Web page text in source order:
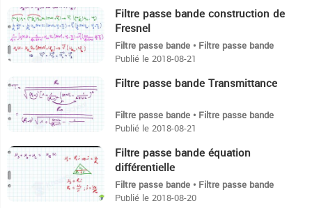
4:50 Filtre passe bande construction de
Fresnel
Filtre passe bande • Filtre passe bande
Publié le 2018-08-21
16:8 Filtre passe bande Transmittance
Filtre passe bande • Filtre passe bande
Publié le 2018-08-21
7:47 Filtre passe bande équation
différentielle
Filtre passe bande • Filtre passe bande
Publié le 2018-08-20